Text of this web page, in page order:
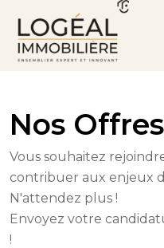
Nos
Vous souhaitez
contribuer aux enjeux
N'attendez plus !
Envoyez votre
!